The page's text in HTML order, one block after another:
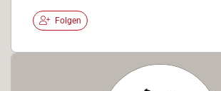
Folgen